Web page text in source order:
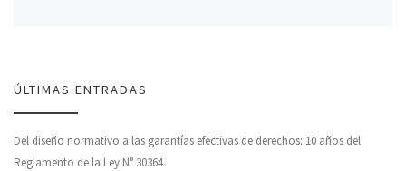
ÚLTIMAS ENTRADAS
Del diseño normativo a las garantías efectivas de derechos: 10 años del
Reglamento de la Ley N° 30364